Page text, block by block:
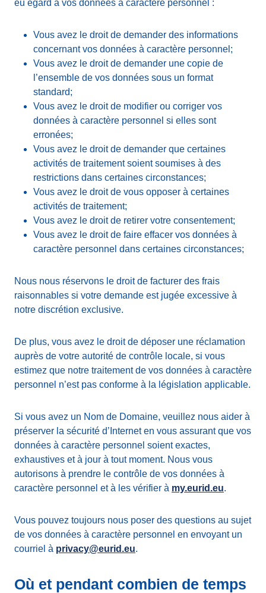
eu égard à vos données à caractère personnel :
Vous avez le droit de demander des informations
concernant vos données à caractère personnel;
Vous avez le droit de demander une copie de
l’ensemble de vos données sous un format
standard;
Vous avez le droit de modifier ou corriger vos
données à caractère personnel si elles sont
erronées;
Vous avez le droit de demander que certaines
activités de traitement soient soumises à des
restrictions dans certaines circonstances;
Vous avez le droit de vous opposer à certaines
activités de traitement;
Vous avez le droit de retirer votre consentement;
Vous avez le droit de faire effacer vos données à
caractère personnel dans certaines circonstances;
Nous nous réservons le droit de facturer des frais
raisonnables si votre demande est jugée excessive à
notre discrétion exclusive.
De plus, vous avez le droit de déposer une réclamation
auprès de votre autorité de contrôle locale, si vous
estimez que notre traitement de vos données à caractère
personnel n’est pas conforme à la législation applicable.
Si vous avez un Nom de Domaine, veuillez nous aider à
préserver la sécurité d’Internet en vous assurant que vos
données à caractère personnel soient exactes,
exhaustives et à jour à tout moment. Nous vous
autorisons à prendre le contrôle de vos données à
caractère personnel et à les vérifier à my.eurid.eu.
Vous pouvez toujours nous poser des questions au sujet
de vos données à caractère personnel en envoyant un
courriel à privacy@eurid.eu.
Où et pendant combien de temps